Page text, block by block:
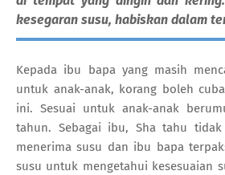
kesegaran susu, habiskan dalam
Kepada ibu bapa yang masih
untuk anak-anak, korang boleh
ini. Sesuai untuk anak-anak
tahun. Sebagai ibu, Sha tahu
menerima susu dan ibu bapa
susu untuk mengetahui kesesuaian